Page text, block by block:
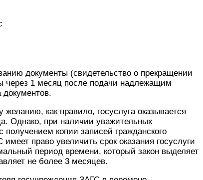
документы (свидетельство о прекращении
1 месяц после подачи надлежащим
документов.
как правило, госуслуга оказывается
Однако, при наличии уважительных
копии записей гражданского
право увеличить срок оказания госуслуги
период времени, который закон выделяет
не более 3 месяцев.